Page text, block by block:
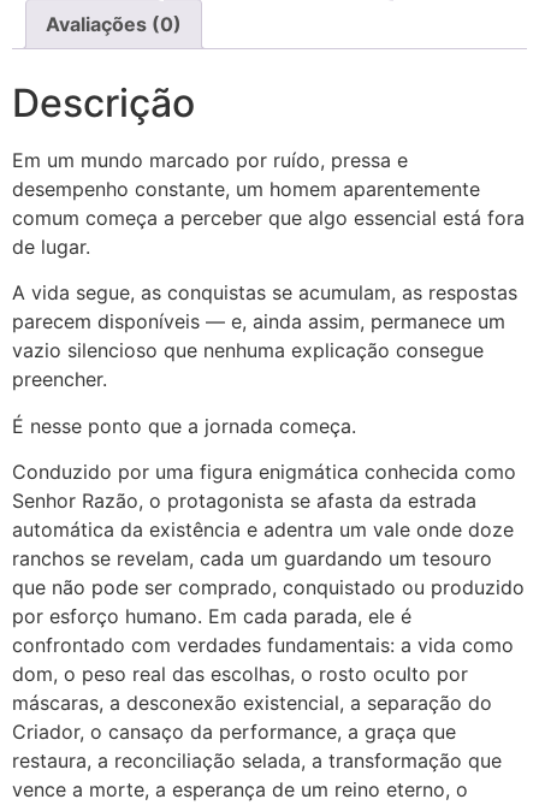
Avaliações (0)
Descrição
Em um mundo marcado por ruído, pressa e
desempenho constante, um homem aparentemente
comum começa a perceber que algo essencial está fora
de lugar.
A vida segue, as conquistas se acumulam, as respostas
parecem disponíveis — e, ainda assim, permanece um
vazio silencioso que nenhuma explicação consegue
preencher.
É nesse ponto que a jornada começa.
Conduzido por uma figura enigmática conhecida como
Senhor Razão, o protagonista se afasta da estrada
automática da existência e adentra um vale onde doze
ranchos se revelam, cada um guardando um tesouro
que não pode ser comprado, conquistado ou produzido
por esforço humano. Em cada parada, ele é
confrontado com verdades fundamentais: a vida como
dom, o peso real das escolhas, o rosto oculto por
máscaras, a desconexão existencial, a separação do
Criador, o cansaço da performance, a graça que
restaura, a reconciliação selada, a transformação que
vence a morte, a esperança de um reino eterno, o